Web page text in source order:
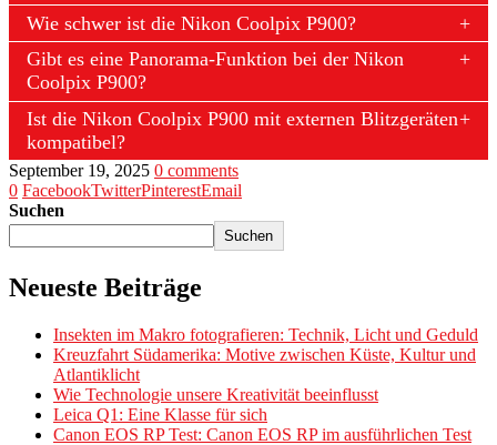
Wie schwer ist die Nikon Coolpix P900?
Gibt es eine Panorama-Funktion bei der Nikon
Coolpix P900?
Ist die Nikon Coolpix P900 mit externen Blitzgeräten
kompatibel?
September 19, 2025 0 comments
0 FacebookTwitterPinterestEmail
Suchen
Suchen
Neueste Beiträge
Insekten im Makro fotografieren: Technik, Licht und Geduld
Kreuzfahrt Südamerika: Motive zwischen Küste, Kultur und
Atlantiklicht
Wie Technologie unsere Kreativität beeinflusst
Leica Q1: Eine Klasse für sich
Canon EOS RP Test: Canon EOS RP im ausführlichen Test